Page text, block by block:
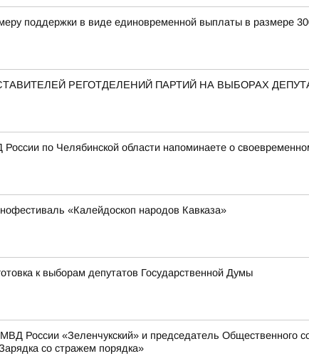
поддержки в виде единовременной выплаты в размере
РЕГОТДЕЛЕНИЙ ПАРТИЙ НА ВЫБОРАХ
по Челябинской области напоминаете о
«Калейдоскоп народов Кавказа»
к выборам депутатов Государственной Думы
России «Зеленчукский» и председатель Общественного
со стражем порядка»